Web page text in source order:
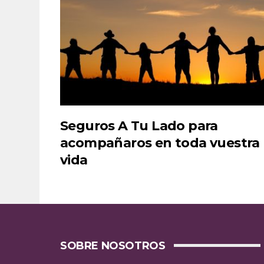
Seguros A Tu Lado para
acompañaros en toda vuestra
vida
SOBRE NOSOTROS